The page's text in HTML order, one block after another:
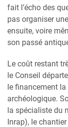
fait l’écho des
pas organiser
ensuite, voire
son passé
Le coût restant
le Conseil
le financement
archéologique.
la spécialiste du
Inrap), le